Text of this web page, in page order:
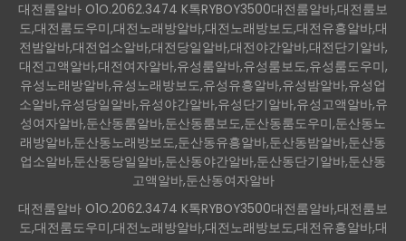
대전룸알바 O1O.2062.3474 K톡RYBOY3500대전룸알바,대전룸보
도,대전룸도우미,대전노래방알바,대전노래방보도,대전유흥알바,대
전밤알바,대전업소알바,대전당일알바,대전야간알바,대전단기알바,
대전고액알바,대전여자알바,유성룸알바,유성룸보도,유성룸도우미,
유성노래방알바,유성노래방보도,유성유흥알바,유성밤알바,유성업
소알바,유성당일알바,유성야간알바,유성단기알바,유성고액알바,유
성여자알바,둔산동룸알바,둔산동룸보도,둔산동룸도우미,둔산동노
래방알바,둔산동노래방보도,둔산동유흥알바,둔산동밤알바,둔산동
업소알바,둔산동당일알바,둔산동야간알바,둔산동단기알바,둔산동
고액알바,둔산동여자알바
대전룸알바 O1O.2062.3474 K톡RYBOY3500대전룸알바,대전룸보
도,대전룸도우미,대전노래방알바,대전노래방보도,대전유흥알바,대